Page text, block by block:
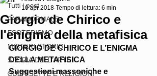
Tutti i post
PARANORMALE
ESOTERISMO
MISTERI STORICI
STORIA DELL'ARTE
CULTI,SETTE E RELIGIONI
Giorgio de Chirico e
l'enigma della metafisica
10 apr 2018 Tempo di lettura: 6 min
GIORGIO DE CHIRICO E L’ENIGMA
DELLA METAFISICA
Suggestioni massoniche e